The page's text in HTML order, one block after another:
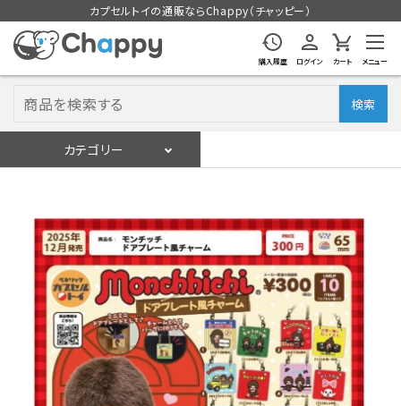
カプセルトイの通販ならChappy（チャッピー）
購入履歴 ログイン カート メニュー
検索
カテゴリー
入荷スケジュールをチェック
カプセルトイマシン本体
カプセルトイ
販促用空カプセル